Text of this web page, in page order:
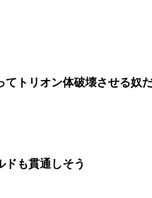
てトリオン体破壊させる奴
ドも貫通しそう